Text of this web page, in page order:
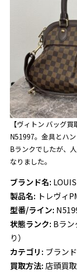
【ヴィトン バッグ
N51997。金具とハ
Bランクでしたが、
なりました。
ブランド名:
製品名: トレヴィ
型番/ライン:
状態ランク: Bラ
り）
カテゴリ: ブラン
買取方法: 店頭買取